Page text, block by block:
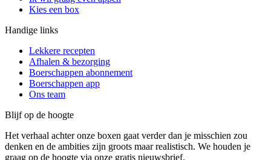
Kies een box
Handige links
Lekkere recepten
Afhalen & bezorging
Boerschappen abonnement
Boerschappen app
Ons team
Blijf op de hoogte
Het verhaal achter onze boxen gaat verder dan je misschien zou
denken en de ambities zijn groots maar realistisch. We houden je
graag op de hoogte via onze gratis nieuwsbrief.